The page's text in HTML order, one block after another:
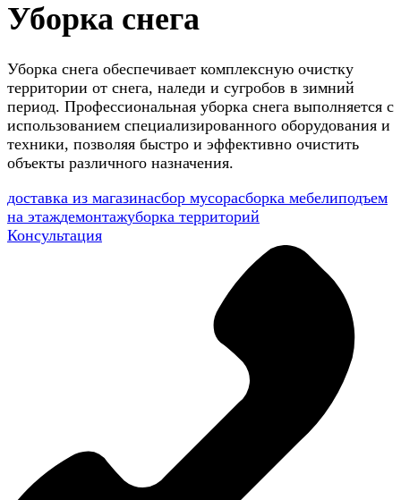
Уборка снега
Уборка снега обеспечивает комплексную очистку
территории от снега, наледи и сугробов в зимний
период. Профессиональная уборка снега выполняется с
использованием специализированного оборудования и
техники, позволяя быстро и эффективно очистить
объекты различного назначения.
доставка из магазинасбор мусорасборка мебелиподъем
на этаждемонтажуборка территорий
Консультация